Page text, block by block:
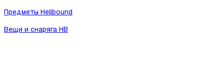
Предметы Hellbound
Вещи и снаряга HB